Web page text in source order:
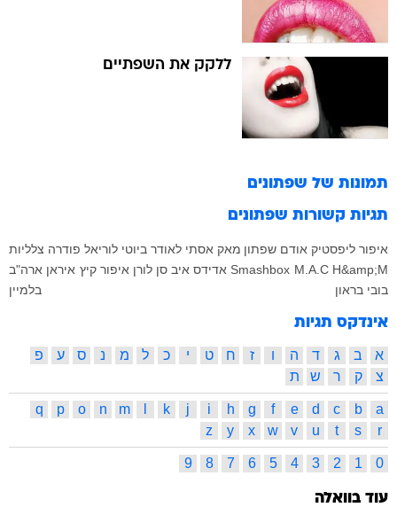
ללקק את השפתיים
תמונות של שפתונים
תגיות קשורות שפתונים
איפור ליפסטיק אודם שפתון מאק אסתי לאודר ביוטי לוריאל פודרה צלליות
H&amp;M
M.A.C
Smashbox אדידס איב סן לורן איפור קיץ איראן ארה"ב
בובי בראון
בלמיין
אינדקס תגיות
א ב ג ד ה ו ז ח ט י כ ל מ נ ס ע
פ
צ
ק ר ש ת
a
b
c
d
e
f
g
h
i
j
k
m
n
o
p
q
r
s
t
u
v
w
x
y
z
0
1
2
3
4
5
6
7
8
9
עוד בוואלה